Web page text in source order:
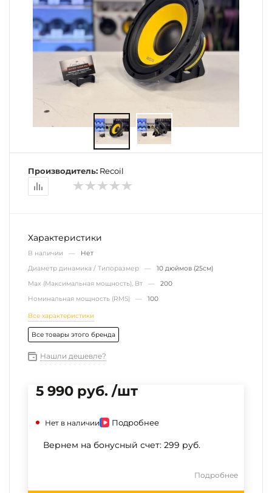
Производитель: Recoil
Характеристики
В наличии — Нет
Диаметр динамика / Типоразмер — 10 дюймов (25см)
Max (Максимальная мощность), Вт — 200
Номинальная мощность (RMS) — 100
Все характеристики
Все товары этого бренда
Нашли дешевле?
5 990 руб. /шт
Нет в наличии Подробнее
Вернем на бонусный счет: 299 руб.
Подробнее